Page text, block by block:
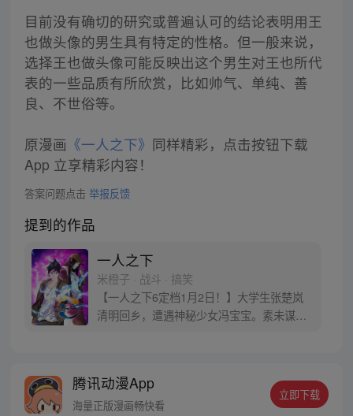
目前没有确切的研究或普遍认可的结论表明用王
也做头像的男生具有特定的性格。但一般来说，
选择王也做头像可能反映出这个男生对王也所代
表的一些品质有所欣赏，比如帅气、单纯、善
良、不世俗等。
原漫画 《一人之下》 同样精彩，点击按钮下载
App 立享精彩内容！
答案问题点击 举报反馈
提到的作品
一人之下
米橙子 · 战斗 · 搞笑
【一人之下6定档1月2日！】大学生张楚岚
清明回乡，遭遇神秘少女冯宝宝。素未谋面
密，张楚岚的生活被彻底颠覆，与冯宝宝一
同踏上“异人”之旅。
腾讯动漫App
海量正版漫画畅快看
立即下载